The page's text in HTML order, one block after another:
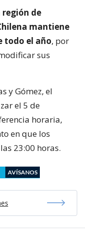
región de
mantiene
todo el año, por
sus
y Gómez, el
el 5 de
horaria,
en que los
23:00 horas.
AVÍSANOS